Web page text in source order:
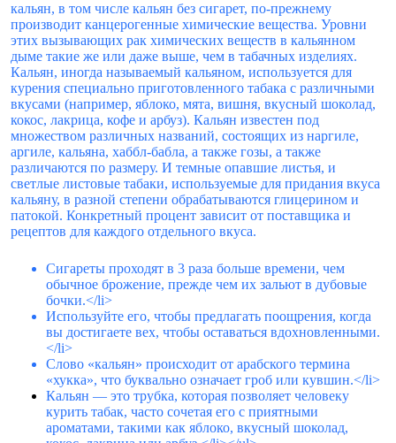
кальян, в том числе кальян без сигарет, по-прежнему
производит канцерогенные химические вещества. Уровни
этих вызывающих рак химических веществ в кальянном
дыме такие же или даже выше, чем в табачных изделиях.
Кальян, иногда называемый кальяном, используется для
курения специально приготовленного табака с различными
вкусами (например, яблоко, мята, вишня, вкусный шоколад,
кокос, лакрица, кофе и арбуз). Кальян известен под
множеством различных названий, состоящих из наргиле,
аргиле, кальяна, хаббл-бабла, а также гозы, а также
различаются по размеру. И темные опавшие листья, и
светлые листовые табаки, используемые для придания вкуса
кальяну, в разной степени обрабатываются глицерином и
патокой. Конкретный процент зависит от поставщика и
рецептов для каждого отдельного вкуса.
Сигареты проходят в 3 раза больше времени, чем
обычное брожение, прежде чем их зальют в дубовые
бочки.</li>
Используйте его, чтобы предлагать поощрения, когда
вы достигаете вех, чтобы оставаться вдохновленными.
</li>
Слово «кальян» происходит от арабского термина
«хукка», что буквально означает гроб или кувшин.</li>
Кальян — это трубка, которая позволяет человеку
курить табак, часто сочетая его с приятными
ароматами, такими как яблоко, вкусный шоколад,